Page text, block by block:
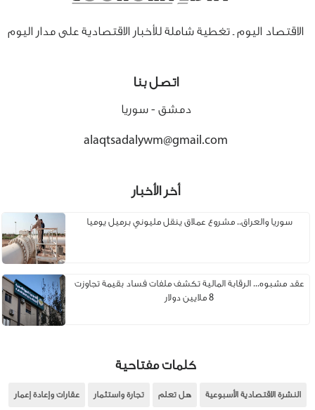
الاقتصاد اليوم ـ تغطية شاملة للأخبار الاقتصادية على مدار اليوم
اتصل بنا
دمشق - سوريا
alaqtsadalywm@gmail.com
أخر الأخبار
سوريا والعراق.. مشروع عملاق ينقل مليوني برميل يوميا
عقد مشبوه... الرقابة المالية تكشف ملفات فساد بقيمة تجاوزت
8 ملايين دولار
كلمات مفتاحية
النشرة الاقتصادية الأسبوعية هل تعلم تجارة واستثمار عقارات وإعادة إعمار